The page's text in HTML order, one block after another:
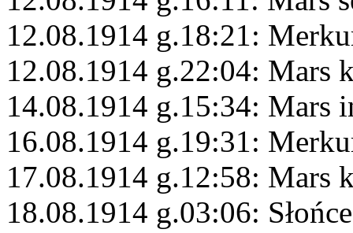
12.08.1914 g.18:21:
12.08.1914 g.22:04: Mars
14.08.1914 g.15:34: Mars
16.08.1914 g.19:31:
17.08.1914 g.12:58: Mars
18.08.1914 g.03:06: